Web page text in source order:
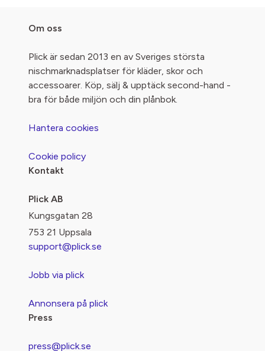
Om oss
Plick är sedan 2013 en av Sveriges största
nischmarknadsplatser för kläder, skor och
accessoarer. Köp, sälj & upptäck second-hand -
bra för både miljön och din plånbok.
Hantera cookies
Cookie policy
Kontakt
Plick AB
Kungsgatan 28
753 21 Uppsala
support@plick.se
Jobb via plick
Annonsera på plick
Press
press@plick.se